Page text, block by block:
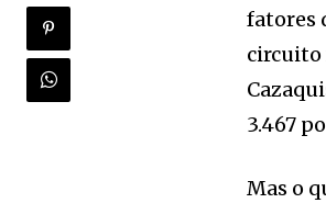
fatores
circuito
3.467
Mas o